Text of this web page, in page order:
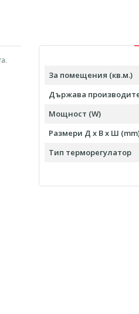
За помещения (кв.м.)
Държава
Мощност (W)
Размери Д х В х Ш
Тип терморегулатор